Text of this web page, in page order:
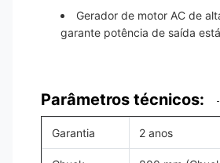
Gerador de motor AC de
garante potência de saída
Parâmetros técnicos:
Garantia 2 anos